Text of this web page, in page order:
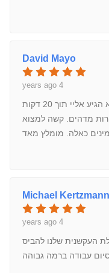
David Mayo
4 years ago
גיל מקצוען. הייתי צריך פריצה והוא הגיע אליי תוך 20 דקות
מדהים. קשה למצוא
כאלה. מומלץ מאד
Michael Kertzmann
4 years ago
העקשנית שלנו להביס
עבודה ברמה גבוהה